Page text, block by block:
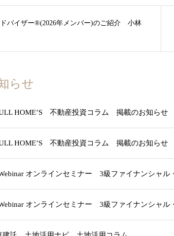
バイザー®(2026年メンバー)のご紹介 小林
らせ
HOME’S 不動産投資コラム 掲載のお知らせ
HOME’S 不動産投資コラム 掲載のお知らせ
オンラインセミナー 3級ファイナンシャ
オンラインセミナー 3級ファイナンシャ